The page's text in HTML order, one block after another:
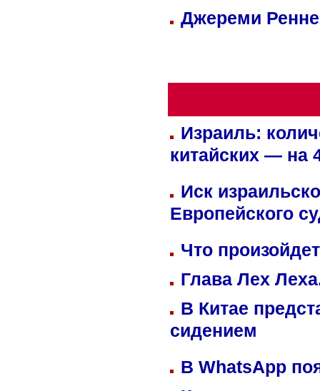
Джереми
Израиль:
китайских — на
Иск
Европейского
Что
Глава Лех
В Китае
сидением
В WhatsApp